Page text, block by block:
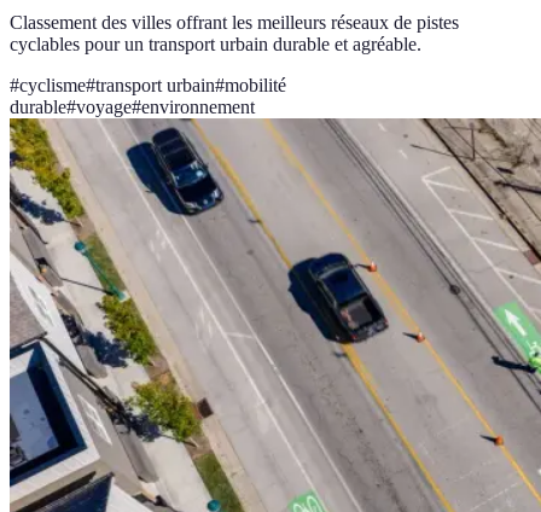
Classement des villes offrant les meilleurs réseaux de pistes
cyclables pour un transport urbain durable et agréable.
#cyclisme#transport urbain#mobilité
durable#voyage#environnement